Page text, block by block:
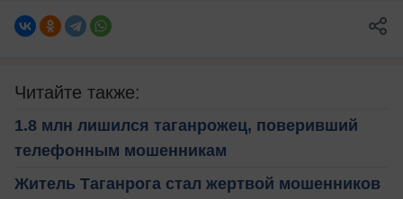
Читайте также:
1.8 млн лишился таганрожец, поверивший
телефонным мошенникам
Житель Таганрога стал жертвой мошенников